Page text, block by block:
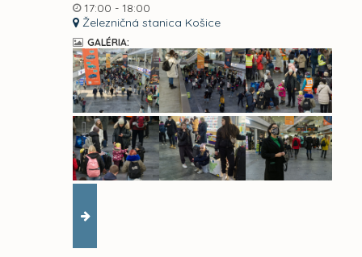
17:00 - 18:00
Železničná stanica Košice
GALÉRIA: